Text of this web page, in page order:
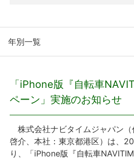
プレスリリース
プレスリリース
おしらせ
年別一覧
「iPhone版『自転車
ペーン」実施のお知らせ
株式会社ナビタイムジャパン
啓介、本社：東京都港区）は、
り、「iPhone版『自転車